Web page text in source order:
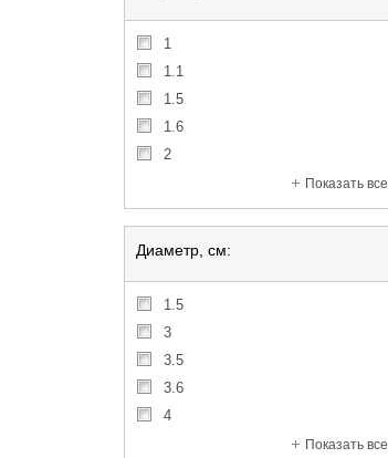
1
1.1
1.5
1.6
2
Показать все
Диаметр, см:
1.5
3
3.5
3.6
4
Показать все